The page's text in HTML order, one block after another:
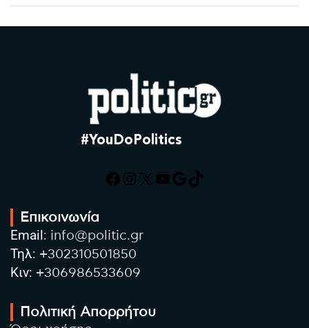
#YouDoPolitics
Facebook
Instagram
X YouTube
Google
TikTok
Επικοινωνία
Email: info@politic.gr
Τηλ: +302310501850
Κιν: +306986533609
Πολιτική Απορρήτου